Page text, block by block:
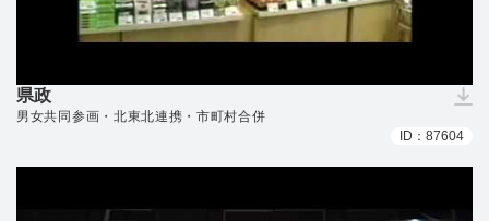
県政
（ダウンロードできません）
男女共同参画・北東北連携・市町村合併
ID：87604